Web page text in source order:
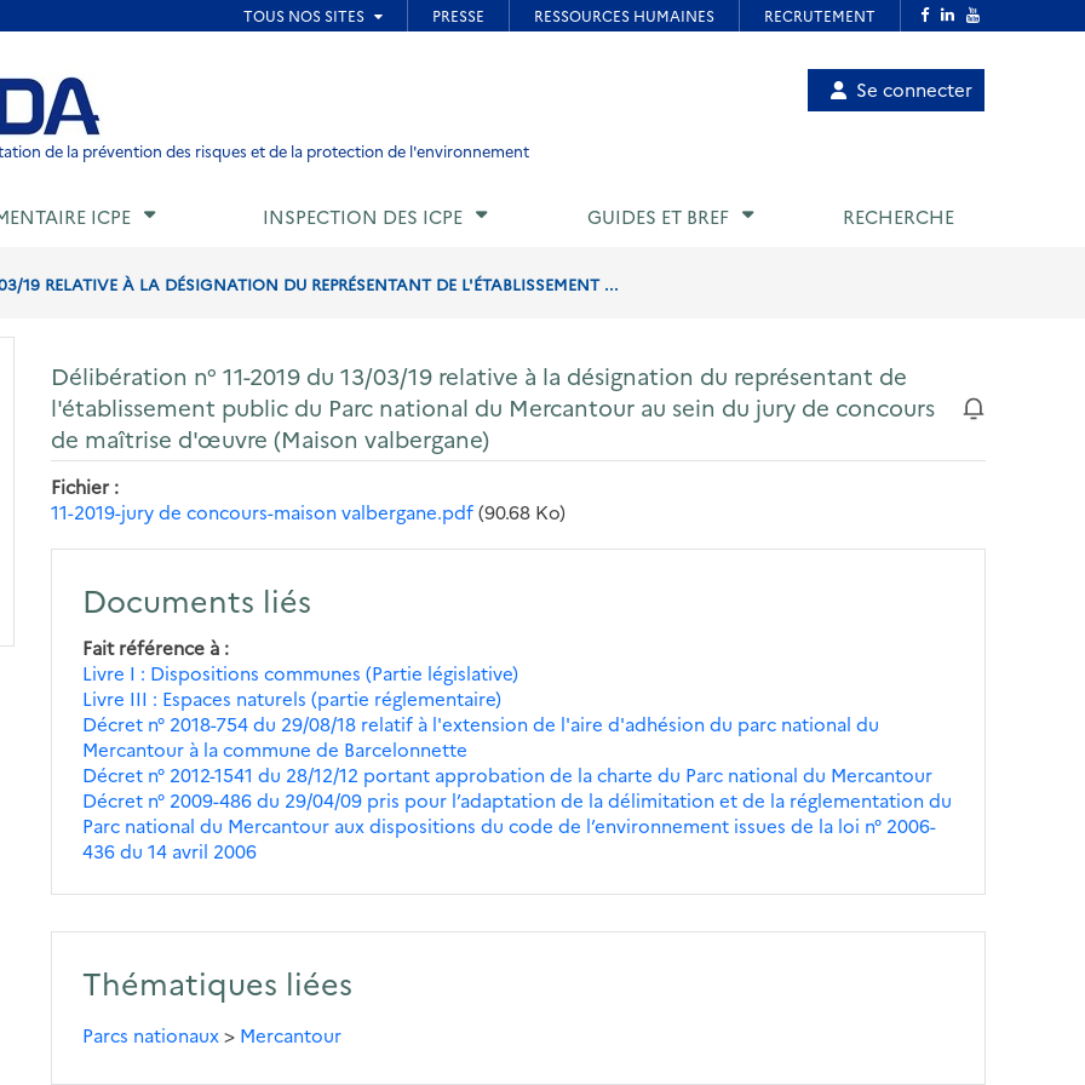
de page
de la prévention des risques et de la protection de l'environnement
Menu
utilisateur
Se connecter
ICPE INSPECTION DES ICPE GUIDES ET BREF RECHERCHE
19 RELATIVE À LA DÉSIGNATION DU REPRÉSENTANT DE L'ÉTABLISSEMENT ...
Délibération n° 11-2019 du 13/03/19 relative à la désignation du représentant de
l'établissement public du Parc national du Mercantour au sein du jury de concours
de maîtrise d'œuvre (Maison valbergane)
Fichier
11-2019-jury de concours-maison valbergane.pdf (90.68 Ko)
Documents liés
Fait référence à
Livre I : Dispositions communes (Partie législative)
Livre III : Espaces naturels (partie réglementaire)
Décret n° 2018-754 du 29/08/18 relatif à l'extension de l'aire d'adhésion du parc national du
Mercantour à la commune de Barcelonnette
Décret n° 2012-1541 du 28/12/12 portant approbation de la charte du Parc national du Mercantour
Décret n° 2009-486 du 29/04/09 pris pour l’adaptation de la délimitation et de la réglementation du
Parc national du Mercantour aux dispositions du code de l’environnement issues de la loi n° 2006-
436 du 14 avril 2006
Thématiques liées
Parcs nationaux> Mercantour